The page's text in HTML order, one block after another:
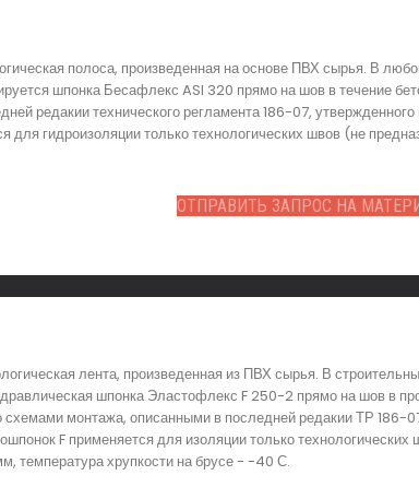
полоса, произведенная на основе ПВХ сырья. В
шпонка Бесафлекс ASI 320 прямо на шов в течение
редакии технического регламента 186-07,
для гидроизоляции только технологических швов (не
ОТПРАВИТЬ ЗАПРОС НА
лента, произведенная из ПВХ сырья. В
шпонка Эластофлекс F 250-2 прямо на шов в
схемами монтажа, описанными в последней редакии ТР
F применяется для изоляции только
температура хрупкости на брусе - -40 С.